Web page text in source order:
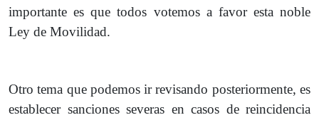
importante es que todos votemos a favor esta noble
Ley de Movilidad.
Otro tema que podemos ir revisando posteriormente, es
establecer sanciones severas en casos de reincidencia